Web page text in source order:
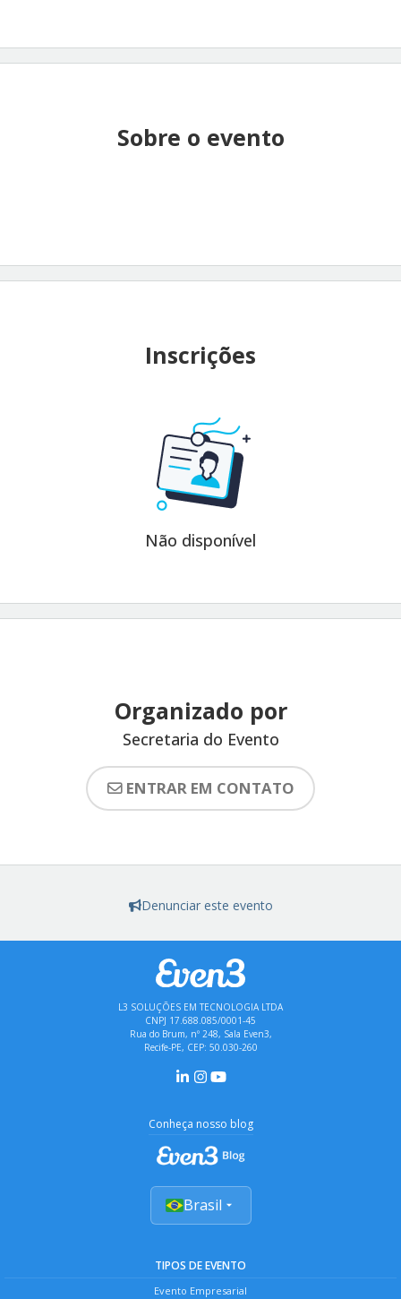
Sobre o evento
Inscrições
Não disponível
Organizado por
Secretaria do Evento
ENTRAR EM CONTATO
Denunciar este evento
L3 SOLUÇÕES EM TECNOLOGIA LTDA
CNPJ 17.688.085/0001-45
Rua do Brum, nº 248, Sala Even3,
Recife-PE, CEP: 50.030-260
Conheça nosso blog
Brasil
TIPOS DE EVENTO
Evento Empresarial